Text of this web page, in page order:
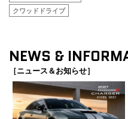
クワッドドライブ
NEWS &
［ニュース＆お知らせ］